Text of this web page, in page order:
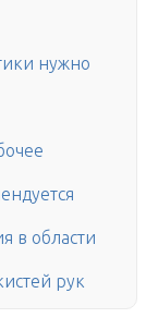
нужно
в области
рук